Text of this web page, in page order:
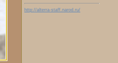
http://alterra-staff.narod.ru/